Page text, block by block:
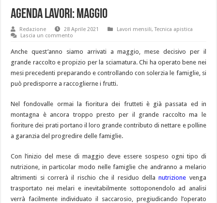
Agenda lavori: maggio
Redazione 28 Aprile 2021 Lavori mensili,Tecnica apistica
Lascia un commento
Anche quest’anno siamo arrivati a maggio, mese decisivo per il
grande raccolto e propizio per la sciamatura. Chi ha operato bene nei
mesi precedenti preparando e controllando con solerzia le famiglie, si
può predisporre a raccoglierne i frutti.
Nel fondovalle ormai la fioritura dei frutteti è già passata ed in
montagna è ancora troppo presto per il grande raccolto ma le
fioriture dei prati portano il loro grande contributo di nettare e polline
a garanzia del progredire delle famiglie.
Con l’inizio del mese di maggio deve essere sospeso ogni tipo di
nutrizione, in particolar modo nelle famiglie che andranno a melario
altrimenti si correrà il rischio che il residuo dellanutrizione venga
trasportato nei melari e inevitabilmente sottoponendolo ad analisi
verrà facilmente individuato il saccarosio, pregiudicando l’operato